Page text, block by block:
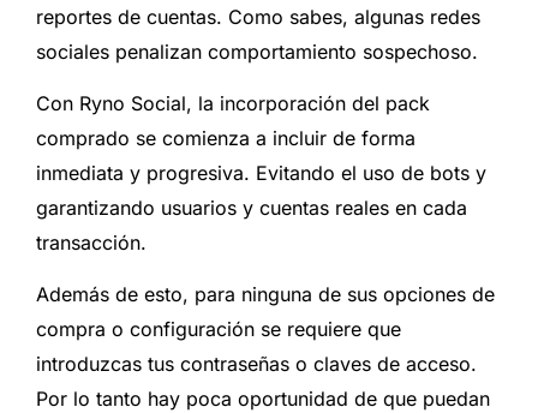
reportes de cuentas. Como sabes, algunas redes
sociales penalizan comportamiento sospechoso.
Con Ryno Social, la incorporación del pack
comprado se comienza a incluir de forma
inmediata y progresiva. Evitando el uso de bots y
garantizando usuarios y cuentas reales en cada
transacción.
Además de esto, para ninguna de sus opciones de
compra o configuración se requiere que
introduzcas tus contraseñas o claves de acceso.
Por lo tanto hay poca oportunidad de que puedan